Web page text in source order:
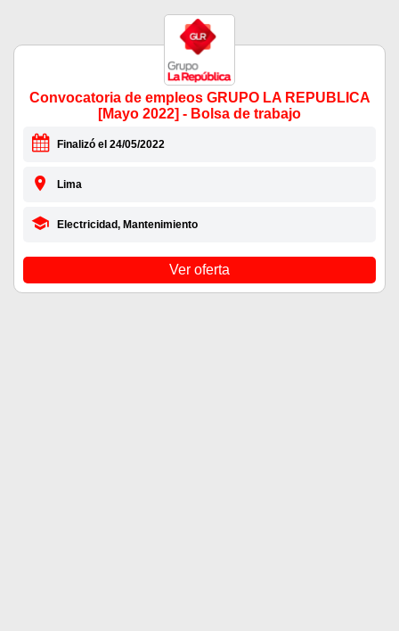
Convocatoria de empleos GRUPO LA REPUBLICA
[Mayo 2022] - Bolsa de trabajo
Finalizó el 24/05/2022
Lima
Electricidad, Mantenimiento
Ver oferta